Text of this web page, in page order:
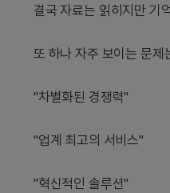
결국 자료는 읽히지만 기
또 하나 자주 보이는 문제
"차별화된 경쟁력"
"업계 최고의 서비스"
"혁신적인 솔루션"